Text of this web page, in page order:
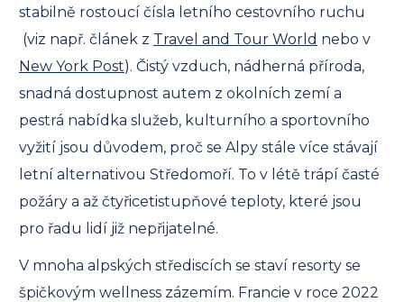
stabilně rostoucí čísla letního cestovního ruchu
(viz např. článek z Travel and Tour World nebo v
New York Post). Čistý vzduch, nádherná příroda,
snadná dostupnost autem z okolních zemí a
pestrá nabídka služeb, kulturního a sportovního
vyžití jsou důvodem, proč se Alpy stále více stávají
letní alternativou Středomoří. To v létě trápí časté
požáry a až čtyřicetistupňové teploty, které jsou
pro řadu lidí již nepřijatelné.
V mnoha alpských střediscích se staví resorty se
špičkovým wellness zázemím. Francie v roce 2022